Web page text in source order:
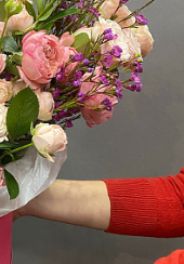
и
Мы не
в безопасности